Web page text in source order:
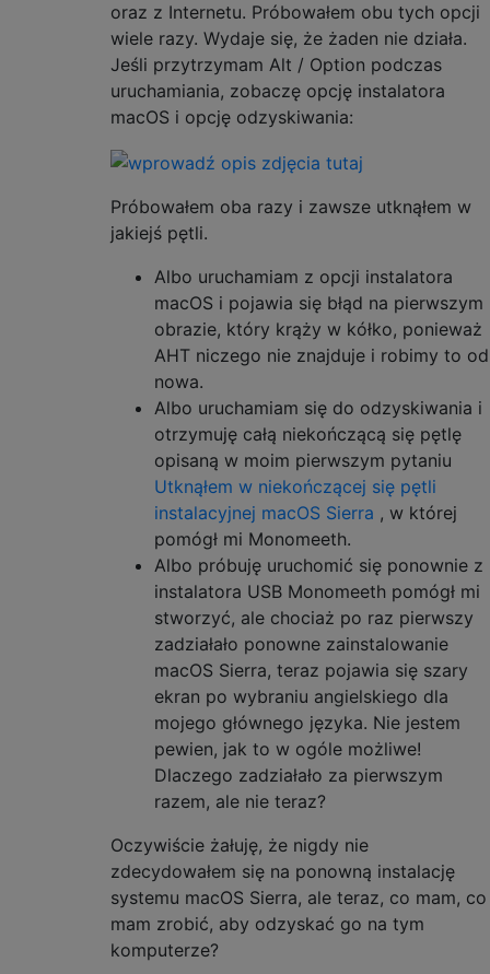
oraz z Internetu. Próbowałem obu tych opcji
wiele razy. Wydaje się, że żaden nie działa.
Jeśli przytrzymam Alt / Option podczas
uruchamiania, zobaczę opcję instalatora
macOS i opcję odzyskiwania:
Próbowałem oba razy i zawsze utknąłem w
jakiejś pętli.
Albo uruchamiam z opcji instalatora
macOS i pojawia się błąd na pierwszym
obrazie, który krąży w kółko, ponieważ
AHT niczego nie znajduje i robimy to od
nowa.
Albo uruchamiam się do odzyskiwania i
otrzymuję całą niekończącą się pętlę
opisaną w moim pierwszym pytaniu
Utknąłem w niekończącej się pętli
instalacyjnej macOS Sierra , w której
pomógł mi Monomeeth.
Albo próbuję uruchomić się ponownie z
instalatora USB Monomeeth pomógł mi
stworzyć, ale chociaż po raz pierwszy
zadziałało ponowne zainstalowanie
macOS Sierra, teraz pojawia się szary
ekran po wybraniu angielskiego dla
mojego głównego języka. Nie jestem
pewien, jak to w ogóle możliwe!
Dlaczego zadziałało za pierwszym
razem, ale nie teraz?
Oczywiście żałuję, że nigdy nie
zdecydowałem się na ponowną instalację
systemu macOS Sierra, ale teraz, co mam, co
mam zrobić, aby odzyskać go na tym
komputerze?